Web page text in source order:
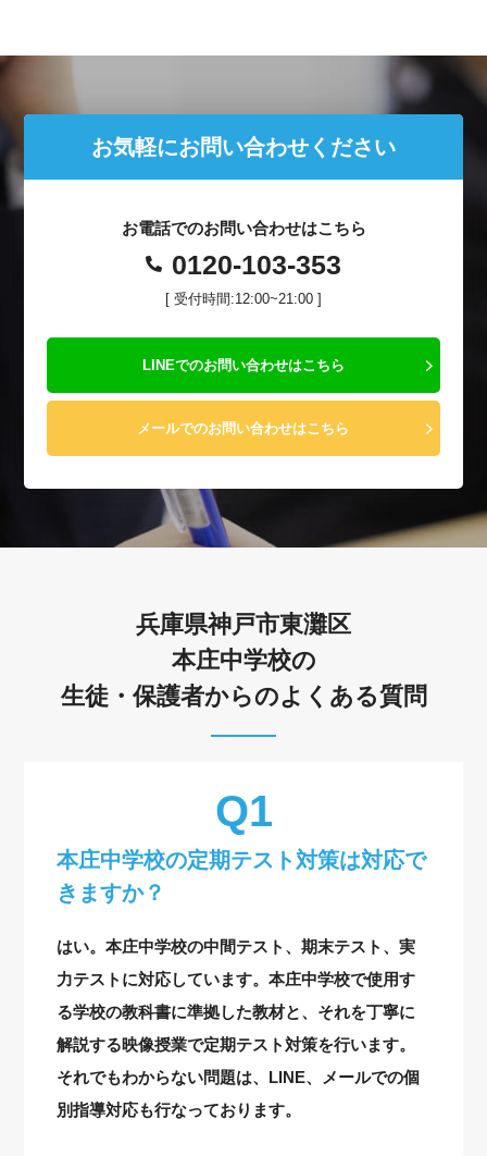
お気軽にお問い合わせください
お電話でのお問い合わせはこちら
0120-103-353
[ 受付時間:12:00~21:00 ]
LINEでのお問い合わせはこちら
メールでのお問い合わせはこちら
兵庫県神戸市東灘区
本庄中学校の
生徒・保護者からのよくある質問
本庄中学校の定期テスト対策は対応で
きますか？
はい。本庄中学校の中間テスト、期末テスト、実
力テストに対応しています。本庄中学校で使用す
る学校の教科書に準拠した教材と、それを丁寧に
解説する映像授業で定期テスト対策を行います。
それでもわからない問題は、LINE、メールでの個
別指導対応も行なっております。